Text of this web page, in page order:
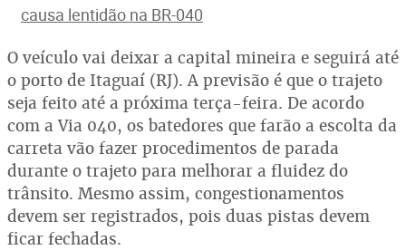
causa lentidão na BR-040
O veículo vai deixar a capital mineira e seguirá até
o porto de Itaguaí (RJ). A previsão é que o trajeto
seja feito até a próxima terça-feira. De acordo
com a Via 040, os batedores que farão a escolta da
carreta vão fazer procedimentos de parada
durante o trajeto para melhorar a fluidez do
trânsito. Mesmo assim, congestionamentos
devem ser registrados, pois duas pistas devem
ficar fechadas.